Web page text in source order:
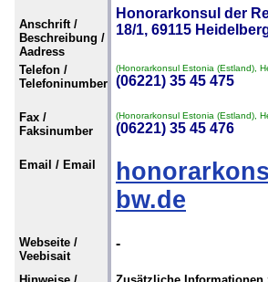
Anschrift /
Beschreibung /
Aadress
Honorarkonsul der
18/1, 69115
Telefon /
Telefoninumber
(Honorarkonsul Estonia (Estland),
(06221) 35 45 475
Fax /
Faksinumber
(Honorarkonsul Estonia (Estland),
(06221) 35 45 476
Email / Email
bw.de
Webseite /
Veebisait
-